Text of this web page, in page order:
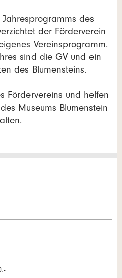
des
der Förderverein
Vereinsprogramm.
sind die GV und ein
des Blumensteins.
Fördervereins und helfen
Museums Blumenstein
an Freunde weiter.